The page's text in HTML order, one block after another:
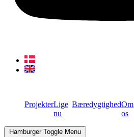
ProjekterLige
nu
BæredygtighedOm
os
Hamburger Toggle Menu